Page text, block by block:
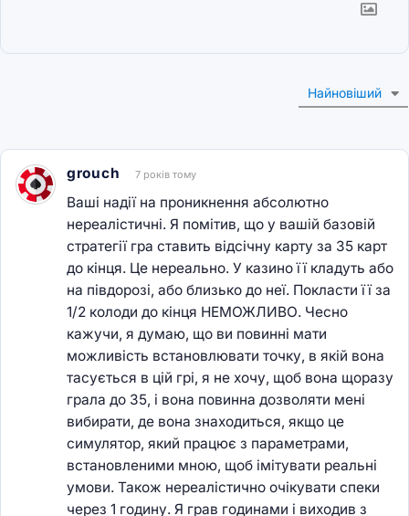
Найновіший
grouch 7 років тому
Ваші надії на проникнення абсолютно
нереалістичні. Я помітив, що у вашій базовій
стратегії гра ставить відсічну карту за 35 карт
до кінця. Це нереально. У казино її кладуть або
на півдорозі, або близько до неї. Покласти її за
1/2 колоди до кінця НЕМОЖЛИВО. Чесно
кажучи, я думаю, що ви повинні мати
можливість встановлювати точку, в якій вона
тасується в цій грі, я не хочу, щоб вона щоразу
грала до 35, і вона повинна дозволяти мені
вибирати, де вона знаходиться, якщо це
симулятор, який працює з параметрами,
встановленими мною, щоб імітувати реальні
умови. Також нереалістично очікувати спеки
через 1 годину. Я грав годинами і виходив з